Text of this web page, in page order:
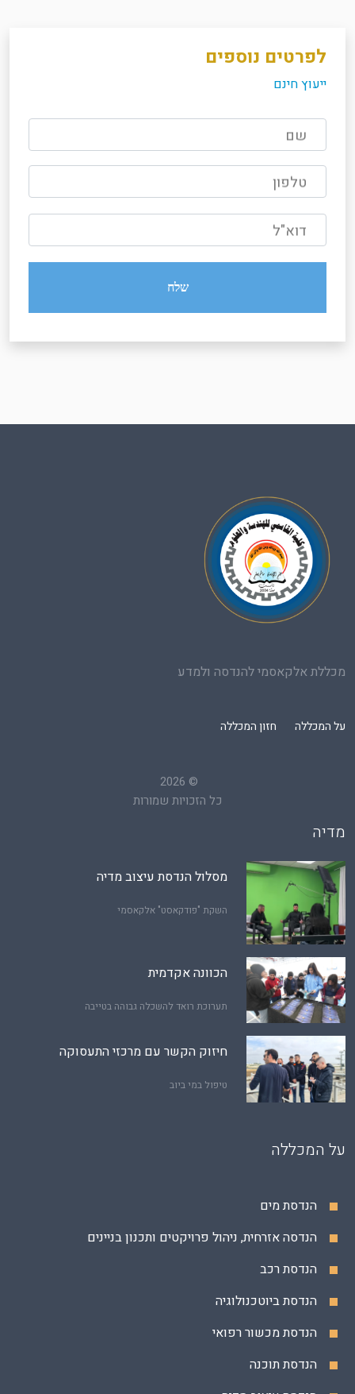
לפרטים נוספים
ייעוץ חינם
שם
טלפון
דוא"ל
שלח
מכללת אלקאסמי להנדסה ולמדע
על המכללה חזון המכללה
©
2026
כל הזכויות שמורות
מדיה
מסלול הנדסת עיצוב מדיה
השקת "פודקאסט" אלקאסמי
הכוונה אקדמית
תערוכת רואד להשכלה גבוהה בטייבה
חיזוק הקשר עם מרכזי התעסוקה
טיפול במי ביוב
על המכללה
הנדסת מים
הנדסה אזרחית, ניהול פרויקטים ותכנון בניינים
הנדסת רכב
הנדסת ביוטכנולוגיה
הנדסת מכשור רפואי
הנדסת תוכנה